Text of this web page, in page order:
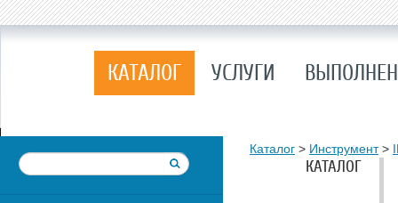
КАТАЛОГ УСЛУГИ
Каталог > Инструмент>
КАТАЛОГ